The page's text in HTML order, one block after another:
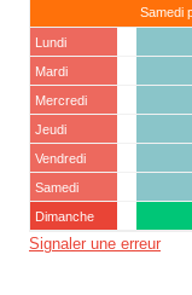
Samedi
Lundi
Mardi
Mercredi
Jeudi
Vendredi
Samedi
Dimanche
Signaler une erreur